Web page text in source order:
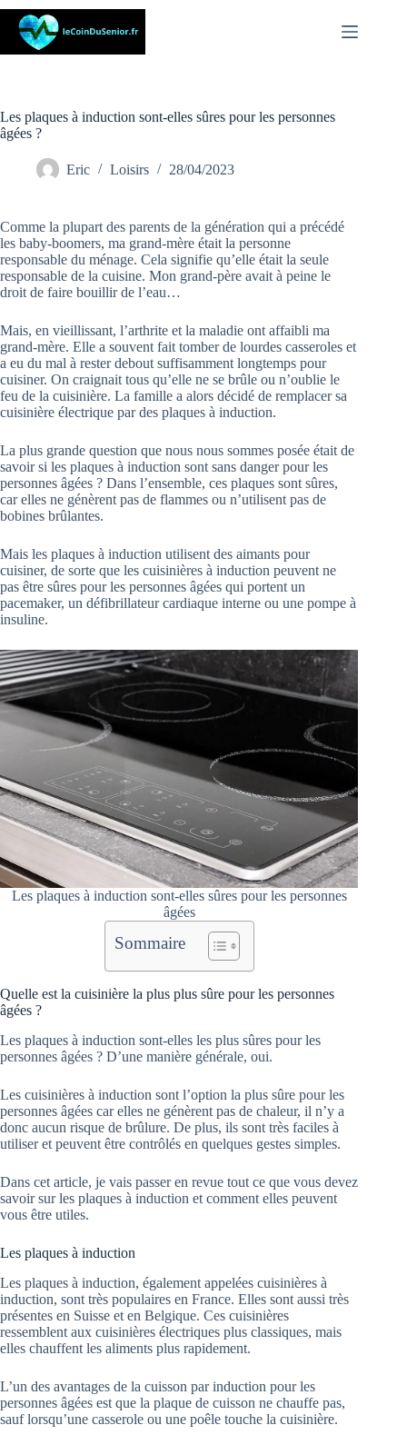
Passer
contenu
Les plaques à induction sont-elles sûres pour les personnes
âgées ?
Eric Loisirs 28/04/2023
Comme la plupart des parents de la génération qui a précédé
les baby-boomers, ma grand-mère était la personne
responsable du ménage. Cela signifie qu’elle était la seule
responsable de la cuisine. Mon grand-père avait à peine le
droit de faire bouillir de l’eau…
Mais, en vieillissant, l’arthrite et la maladie ont affaibli ma
grand-mère. Elle a souvent fait tomber de lourdes casseroles et
a eu du mal à rester debout suffisamment longtemps pour
cuisiner. On craignait tous qu’elle ne se brûle ou n’oublie le
feu de la cuisinière. La famille a alors décidé de remplacer sa
cuisinière électrique par des plaques à induction.
La plus grande question que nous nous sommes posée était de
savoir si les plaques à induction sont sans danger pour les
personnes âgées ? Dans l’ensemble, ces plaques sont sûres,
car elles ne génèrent pas de flammes ou n’utilisent pas de
bobines brûlantes.
Mais les plaques à induction utilisent des aimants pour
cuisiner, de sorte que les cuisinières à induction peuvent ne
pas être sûres pour les personnes âgées qui portent un
pacemaker, un défibrillateur cardiaque interne ou une pompe à
insuline.
Les plaques à induction sont-elles sûres pour les personnes
âgées
Sommaire
Quelle est la cuisinière la plus plus sûre pour les personnes
âgées ?
Les plaques à induction sont-elles les plus sûres pour les
personnes âgées ? D’une manière générale, oui.
Les cuisinières à induction sont l’option la plus sûre pour les
personnes âgées car elles ne génèrent pas de chaleur, il n’y a
donc aucun risque de brûlure. De plus, ils sont très faciles à
utiliser et peuvent être contrôlés en quelques gestes simples.
Dans cet article, je vais passer en revue tout ce que vous devez
savoir sur les plaques à induction et comment elles peuvent
vous être utiles.
Les plaques à induction
Les plaques à induction, également appelées cuisinières à
induction, sont très populaires en France. Elles sont aussi très
présentes en Suisse et en Belgique. Ces cuisinières
ressemblent aux cuisinières électriques plus classiques, mais
elles chauffent les aliments plus rapidement.
L’un des avantages de la cuisson par induction pour les
personnes âgées est que la plaque de cuisson ne chauffe pas,
sauf lorsqu’une casserole ou une poêle touche la cuisinière.